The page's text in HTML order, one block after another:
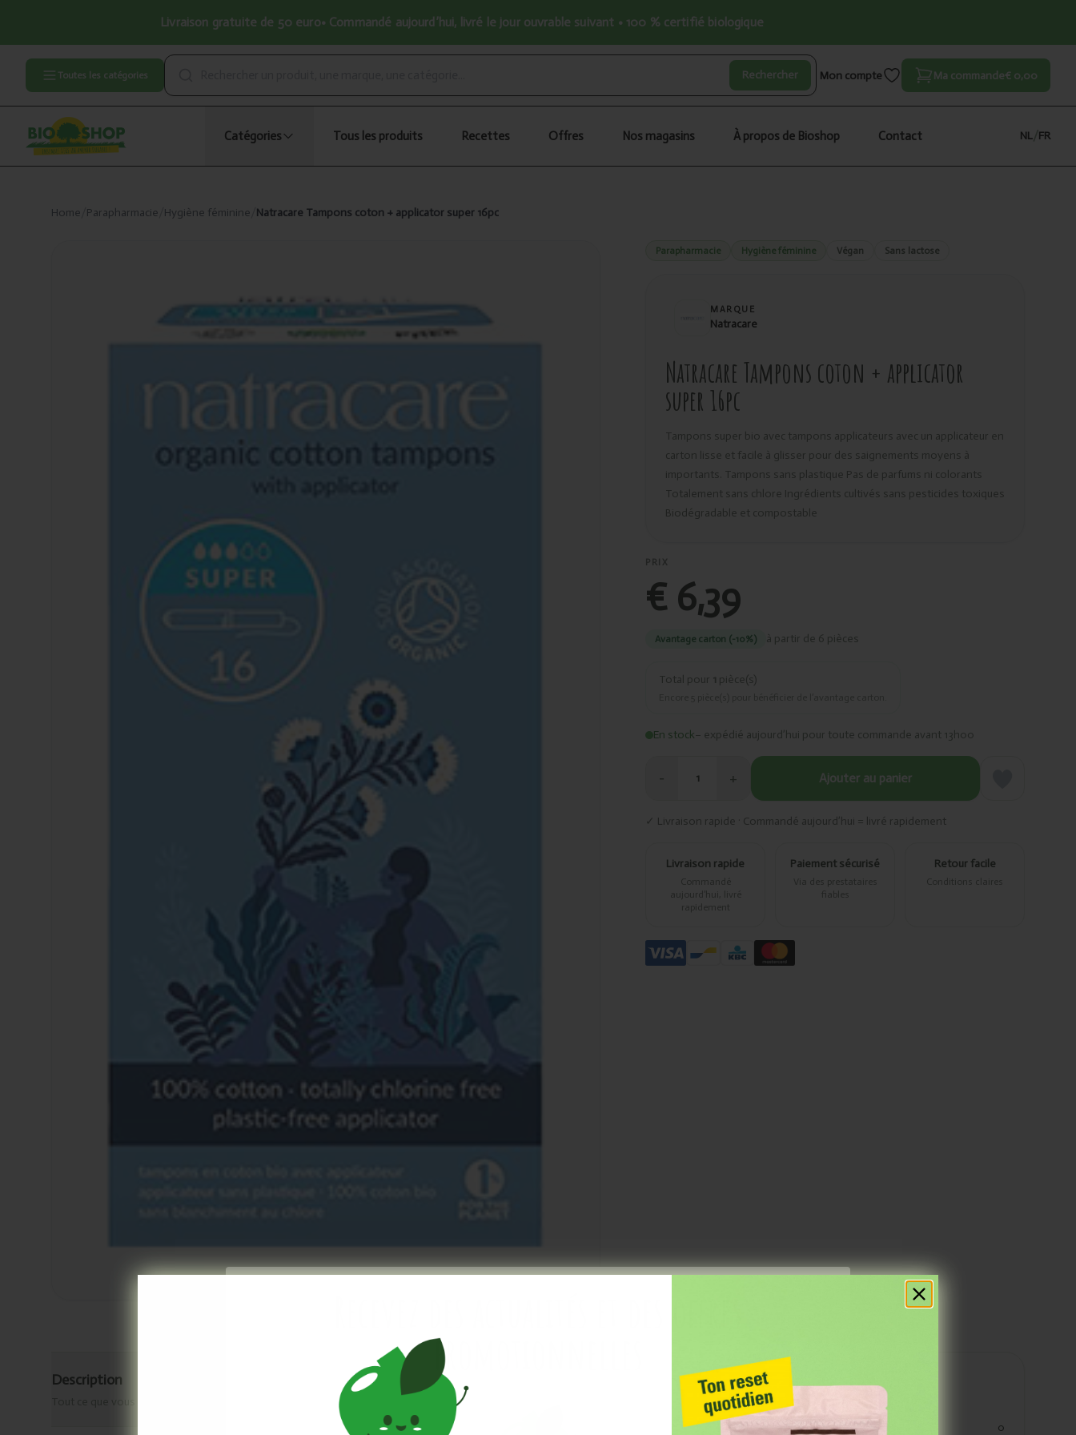
Livraison gratuite de 50 euro• Commandé aujourd’hui, livré le jour ouvrable suivant • 100 % certifié biologique
Toutes les catégories Rechercher Mon compte Ma commande€ 0,00
Catégories Tous les produits Recettes Offres Nos magasins À propos de Bioshop Contact NL FR
Home Parapharmacie Hygiène féminine Natracare Tampons coton + applicator super 16pc
Parapharmacie Hygiène féminine Végan Sans lactose
MARQUE
Natracare
Natracare Tampons coton + applicator
super 16pc
Tampons super bio avec tampons applicateurs avec un applicateur en
carton lisse et facile à glisser pour des saignements moyens à
importants. Tampons sans plastique Pas de parfums ni colorants
Totalement sans chlore Ingrédients cultivés sans pesticides toxiques
Biodégradable et compostable
PRIX
€ 6,39
Avantage carton (-10%) à partir de 6 pièces
Total pour 1 pièce(s)
En stock– expédié aujourd’hui pour toute commande avant 13h00
− 1 + Ajouter au panier
✓ Livraison rapide · Commandé aujourd’hui = livré rapidement
Livraison rapide
Commandé
aujourd’hui, livré
rapidement
Paiement sécurisé
Via des prestataires
fiables
Retour facile
Conditions claires
Description Valeurs nutritionnelles
kjoule 0
promotionnelles